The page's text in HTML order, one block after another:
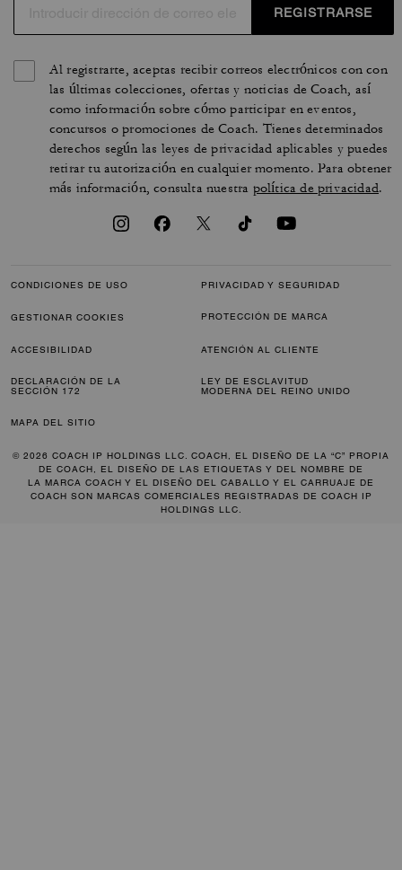
REGISTRARSE
Al registrarte, aceptas recibir correos electrónicos con con
las últimas colecciones, ofertas y noticias de Coach, así
como información sobre cómo participar en eventos,
concursos o promociones de Coach. Tienes determinados
derechos según las leyes de privacidad aplicables y puedes
retirar tu autorización en cualquier momento. Para obtener
más información, consulta nuestra política de privacidad.
CONDICIONES DE USO PRIVACIDAD Y SEGURIDAD
GESTIONAR COOKIES PROTECCIÓN DE MARCA
ACCESIBILIDAD ATENCIÓN AL CLIENTE
DECLARACIÓN DE LA
SECCIÓN 172
LEY DE ESCLAVITUD
MODERNA DEL REINO UNIDO
MAPA DEL SITIO
© 2026 COACH IP HOLDINGS LLC. COACH, EL DISEÑO DE LA “C” PROPIA
DE COACH, EL DISEÑO DE LAS ETIQUETAS Y DEL NOMBRE DE
LA MARCA COACH Y EL DISEÑO DEL CABALLO Y EL CARRUAJE DE
COACH SON MARCAS COMERCIALES REGISTRADAS DE COACH IP
HOLDINGS LLC.